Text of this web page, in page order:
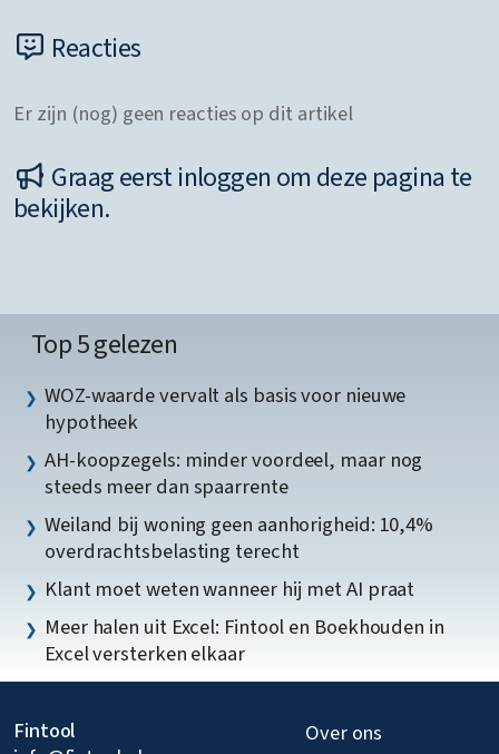
Reacties
Er zijn (nog) geen reacties op dit artikel
Graag eerst inloggen om deze pagina te
bekijken.
Top 5 gelezen
WOZ-waarde vervalt als basis voor nieuwe
hypotheek
AH-koopzegels: minder voordeel, maar nog
steeds meer dan spaarrente
Weiland bij woning geen aanhorigheid: 10,4%
overdrachtsbelasting terecht
Klant moet weten wanneer hij met AI praat
Meer halen uit Excel: Fintool en Boekhouden in
Excel versterken elkaar
Fintool
Over ons